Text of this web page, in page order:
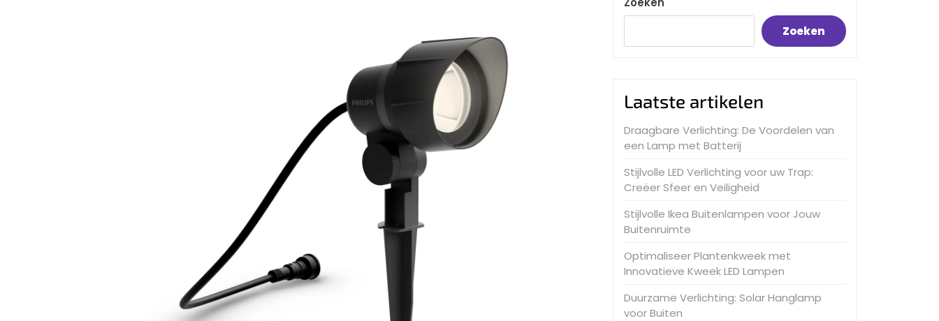
Zoeken
Laatste artikelen
Draagbare Verlichting: De Voordelen van
een Lamp met Batterij
Stijlvolle LED Verlichting voor uw Trap:
Creëer Sfeer en Veiligheid
Stijlvolle Ikea Buitenlampen voor Jouw
Buitenruimte
Optimaliseer Plantenkweek met
Innovatieve Kweek LED Lampen
Duurzame Verlichting: Solar Hanglamp
voor Buiten